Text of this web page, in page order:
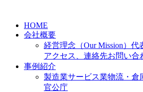
HOME
会社概要
経営理念（Our Mission） 代
アクセス、連絡先お問い合
事例紹介
製造業サービス業物流・倉
官公庁